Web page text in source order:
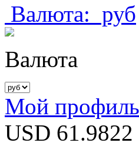
Валюта: руб
Валюта
Мой профиль
USD 61.9822